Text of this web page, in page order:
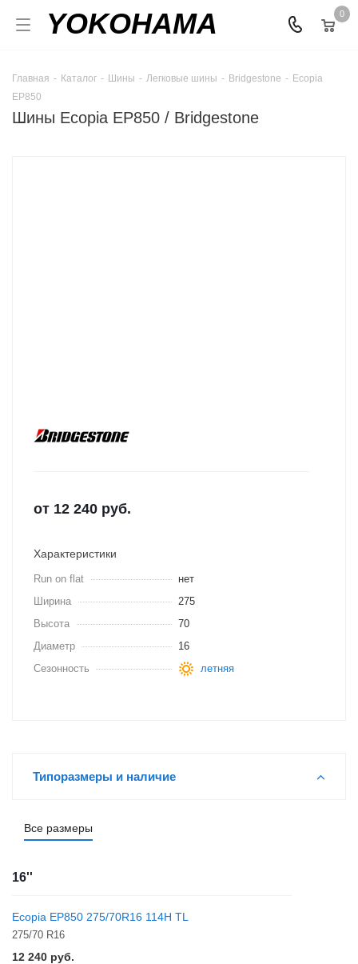
YOKOHAMA 0
Главная - Каталог - Шины - Легковые шины - Bridgestone - Ecopia
EP850
Шины Ecopia EP850 / Bridgestone
от 12 240 руб.
Характеристики
Run on flat
нет
Ширина
275
Высота
70
Диаметр
16
Сезонность
летняя
Типоразмеры и наличие
Все размеры
16''
Ecopia EP850 275/70R16 114H TL
275/70 R16
12 240 руб.